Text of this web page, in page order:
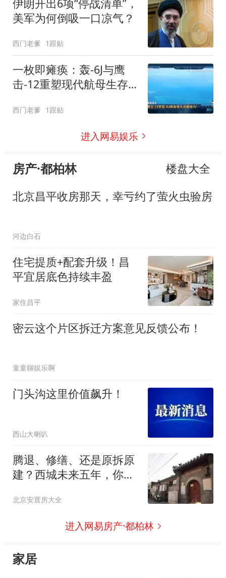
伊朗开出6项“停战清单”，
美军为何倒吸一口凉气？
西门老爹 1跟贴
一枚即瘫痪：轰-6J与鹰
击-12重塑现代航母生存
西门老爹 1跟贴
进入网易娱乐
房产·都柏林
楼盘大全
北京昌平收房那天，幸亏约了萤火虫验房
河边白石
住宅提质+配套升级！昌
平宜居底色持续丰盈
家住昌平
密云这个片区拆迁方案意见反馈公布！
童童聊娱乐啊
门头沟这里价值飙升！
西山大喇叭
腾退、修缮、还是原拆原
建？西城未来五年，你住
北京安置房大全
进入网易房产·都柏林
家居